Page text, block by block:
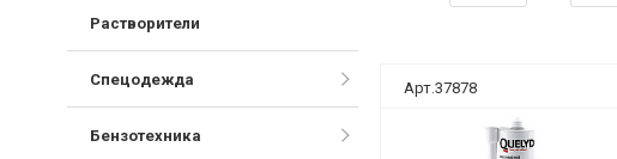
Арт.37878
Растворители
Спецодежда
Бензотехника